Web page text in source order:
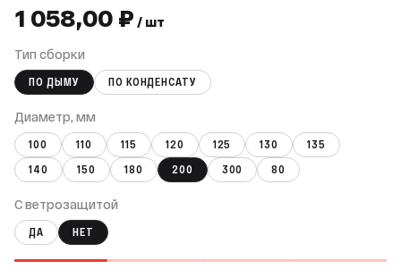
1 058,00 ₽ / шт
Тип сборки
ПО ДЫМУ ПО КОНДЕНСАТУ
Диаметр, мм
100 110 115 120 125 130
135
140
150 180 200 300 80
С ветрозащитой
ДА НЕТ